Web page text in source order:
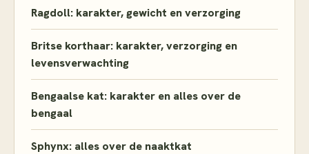
Ragdoll: karakter, gewicht en verzorging
Britse korthaar: karakter, verzorging en
levensverwachting
Bengaalse kat: karakter en alles over de
bengaal
Sphynx: alles over de naaktkat